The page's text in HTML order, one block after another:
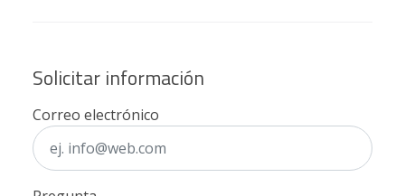
Solicitar información
Correo electrónico